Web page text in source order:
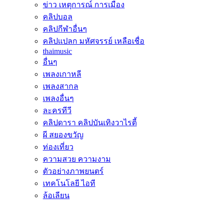
ข่าว เหตุการณ์ การเมือง
คลิปบอล
คลิปกีฬาอื่นๆ
คลิปแปลก มหัศจรรย์ เหลือเชื่อ
thaimusic
อื่นๆ
เพลงเกาหลี
เพลงสากล
เพลงอื่นๆ
ละครทีวี
คลิปดารา คลิปบันเทิงวาไรตี้
ผี สยองขวัญ
ท่องเที่ยว
ความสวย ความงาม
ตัวอย่างภาพยนตร์
เทคโนโลยี ไอที
ล้อเลียน